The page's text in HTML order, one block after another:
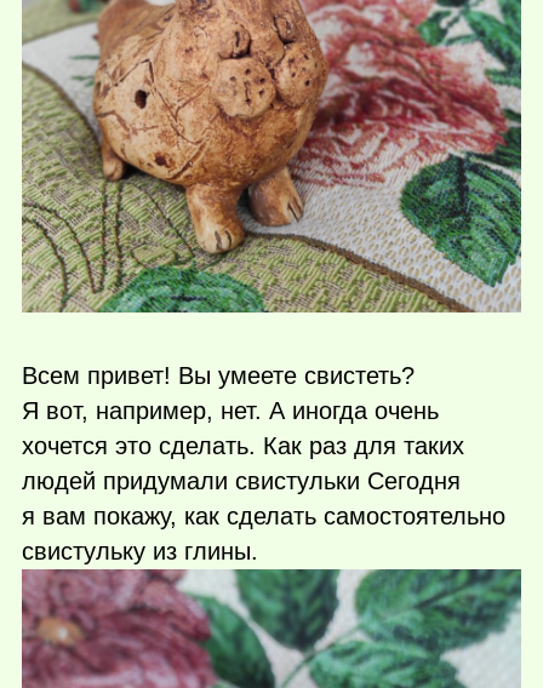
Всем привет! Вы умеете свистеть?
Я вот, например, нет. А иногда очень
хочется это сделать. Как раз для таких
людей придумали свистульки Сегодня
я вам покажу, как сделать самостоятельно
свистульку из глины.